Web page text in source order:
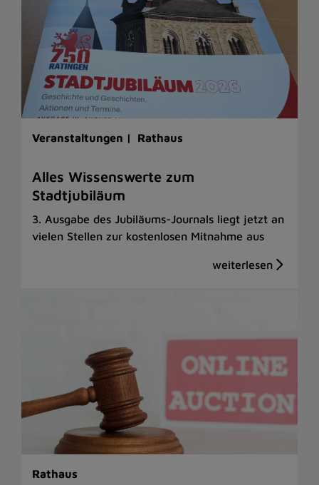
Veranstaltungen | Rathaus
Alles Wissenswerte zum
Stadtjubiläum
3. Ausgabe des Jubiläums-Journals liegt jetzt an
vielen Stellen zur kostenlosen Mitnahme aus
Rathaus